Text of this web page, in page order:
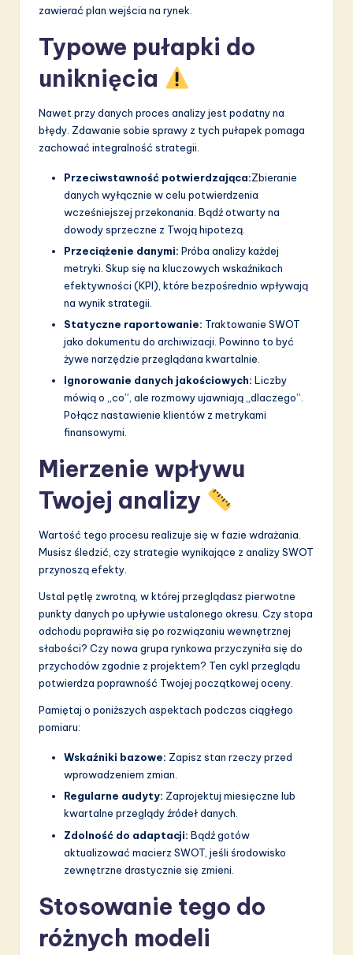
zawierać plan wejścia na rynek.
Typowe pułapki do
uniknięcia
Nawet przy danych proces analizy jest podatny na
błędy. Zdawanie sobie sprawy z tych pułapek pomaga
zachować integralność strategii.
Przeciwstawność potwierdzająca:Zbieranie
danych wyłącznie w celu potwierdzenia
wcześniejszej przekonania. Bądź otwarty na
dowody sprzeczne z Twoją hipotezą.
Przeciążenie danymi: Próba analizy każdej
metryki. Skup się na kluczowych wskaźnikach
efektywności (KPI), które bezpośrednio wpływają
na wynik strategii.
Statyczne raportowanie: Traktowanie SWOT
jako dokumentu do archiwizacji. Powinno to być
żywe narzędzie przeglądana kwartalnie.
Ignorowanie danych jakościowych: Liczby
mówią o „co”, ale rozmowy ujawniają „dlaczego”.
Połącz nastawienie klientów z metrykami
finansowymi.
Mierzenie wpływu
Twojej analizy
Wartość tego procesu realizuje się w fazie wdrażania.
Musisz śledzić, czy strategie wynikające z analizy SWOT
przynoszą efekty.
Ustal pętlę zwrotną, w której przeglądasz pierwotne
punkty danych po upływie ustalonego okresu. Czy stopa
odchodu poprawiła się po rozwiązaniu wewnętrznej
słabości? Czy nowa grupa rynkowa przyczyniła się do
przychodów zgodnie z projektem? Ten cykl przeglądu
potwierdza poprawność Twojej początkowej oceny.
Pamiętaj o poniższych aspektach podczas ciągłego
pomiaru:
Wskaźniki bazowe: Zapisz stan rzeczy przed
wprowadzeniem zmian.
Regularne audyty: Zaprojektuj miesięczne lub
kwartalne przeglądy źródeł danych.
Zdolność do adaptacji: Bądź gotów
aktualizować macierz SWOT, jeśli środowisko
zewnętrzne drastycznie się zmieni.
Stosowanie tego do
różnych modeli